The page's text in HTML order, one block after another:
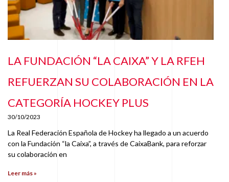
LA FUNDACIÓN “LA CAIXA” Y LA RFEH
REFUERZAN SU COLABORACIÓN EN LA
CATEGORÍA HOCKEY PLUS
30/10/2023
La Real Federación Española de Hockey ha llegado a un acuerdo
con la Fundación “la Caixa”, a través de CaixaBank, para reforzar
su colaboración en
Leer más »